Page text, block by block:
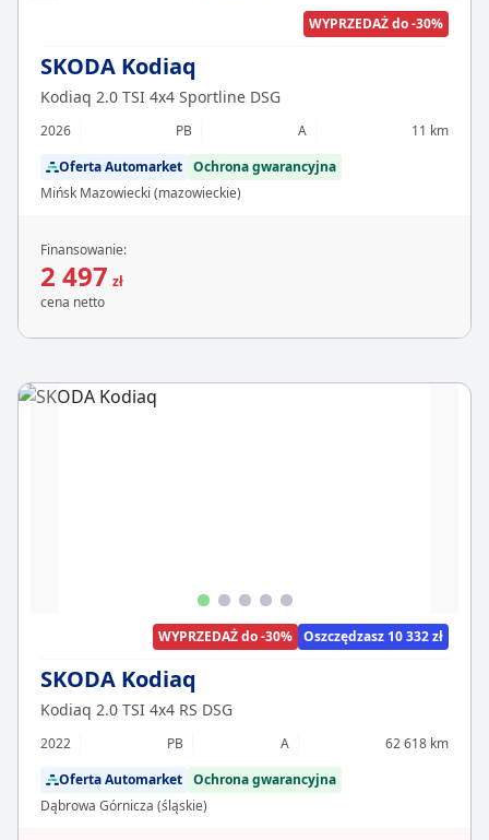
WYPRZEDAŻ do -30%
SKODA Kodiaq
Kodiaq 2.0 TSI 4x4 Sportline DSG
2026 PB A
11 km
Oferta Automarket Ochrona gwarancyjna
Mińsk Mazowiecki (mazowieckie)
Finansowanie:
2 497 zł
cena netto
WYPRZEDAŻ do -30% Oszczędzasz 10 332 zł
SKODA Kodiaq
Kodiaq 2.0 TSI 4x4 RS DSG
2022 PB A
62 618 km
Oferta Automarket Ochrona gwarancyjna
Dąbrowa Górnicza (śląskie)